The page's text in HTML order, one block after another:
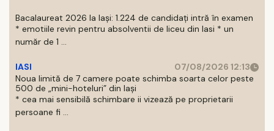
Bacalaureat 2026 la Iași: 1.224 de candidați intră în examen
* emotiile revin pentru absolventii de liceu din Iasi * un
număr de 1 ...
IASI
07/08/2026 12:13
Noua limită de 7 camere poate schimba soarta celor peste
500 de „mini-hoteluri” din Iași
* cea mai sensibilă schimbare ii vizează pe proprietarii
persoane fi ...